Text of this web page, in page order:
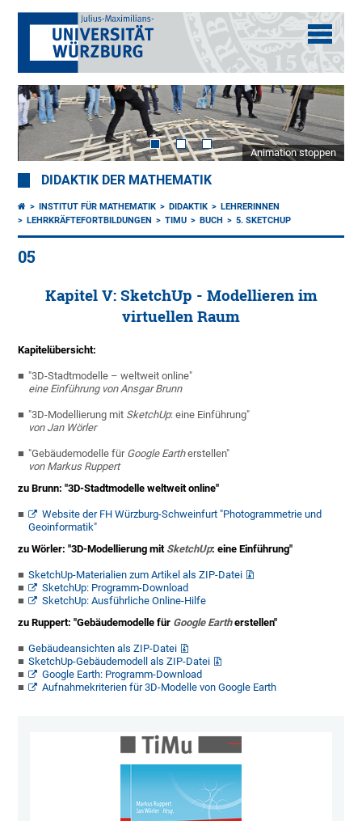
Animation stoppen
DIDAKTIK DER MATHEMATIK
INSTITUT FÜR MATHEMATIK DIDAKTIK
LEHRERINNEN
LEHRKRÄFTEFORTBILDUNGEN
TIMU BUCH 5. SKETCHUP
05
Kapitel V: SketchUp - Modellieren im
virtuellen Raum
Kapitelübersicht:
"3D-Stadtmodelle – weltweit online"
eine Einführung von Ansgar Brunn
"3D-Modellierung mit SketchUp: eine Einführung"
von Jan Wörler
"Gebäudemodelle für Google Eartherstellen"
von Markus Ruppert
zu Brunn: "3D-Stadtmodelle weltweit online"
Website der FH Würzburg-Schweinfurt "Photogrammetrie und
Geoinformatik"
zu Wörler: "3D-Modellierung mit SketchUp: eine Einführung"
SketchUp-Materialien zum Artikel als ZIP-Datei
SketchUp: Programm-Download
SketchUp: Ausführliche Online-Hilfe
zu Ruppert: "Gebäudemodelle für Google Eartherstellen"
Gebäudeansichten als ZIP-Datei
SketchUp-Gebäudemodell als ZIP-Datei
Google Earth: Programm-Download
Aufnahmekriterien für 3D-Modelle von Google Earth